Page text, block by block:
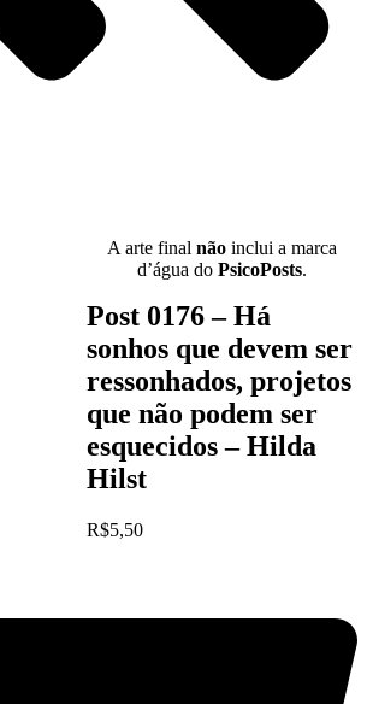
A arte finalnãoinclui a marca
d’água doPsicoPosts.
Post 0176 – Há
sonhos que devem ser
ressonhados, projetos
que não podem ser
esquecidos – Hilda
Hilst
R$5,50